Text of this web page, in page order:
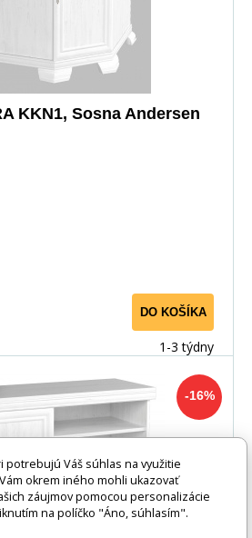
KKN1, Sosna Andersen
DO KOŠÍKA
1-3 týdny
-16%
potrebujú Váš súhlas na využitie
okrem iného mohli ukazovať
záujmov pomocou personalizácie
na políčko "Áno, súhlasím".